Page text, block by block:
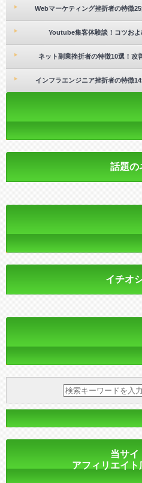
Webマーケティング挫折者の特徴
Youtube集客体験談！コツお
ネット副業挫折者の特徴10選！改
インフラエンジニア挫折者の特徴
話題の
イチオ
当サイ
アフィリエイト